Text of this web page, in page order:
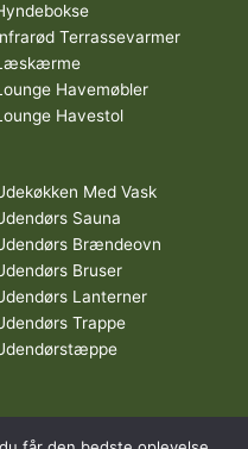
Terrassevarmer
Havemøbler
Havestol
Med Vask
Sauna
Brændeovn
Bruser
Lanterner
Trappe